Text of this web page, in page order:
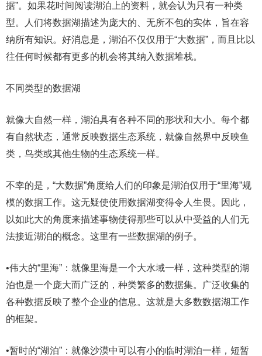
据”。如果花时间阅读湖泊上的资料，就会认为只有一种类
型。人们将数据湖描述为庞大的、无所不包的实体，旨在容
纳所有知识。好消息是，湖泊不仅仅用于“大数据”，而且比以
往任何时候都有更多的机会将其纳入数据堆栈。
不同类型的数据湖
就像大自然一样，湖泊具有各种不同的形状和大小。每个都
有自然状态，通常反映数据生态系统，就像自然界中反映鱼
类，鸟类或其他生物的生态系统一样。
不幸的是，“大数据”角度给人们的印象是湖泊仅用于“里海”规
模的数据工作。这无疑使使用数据湖变得令人生畏。因此，
以如此大的角度来描述事物使得那些可以从中受益的人们无
法接近湖泊的概念。这里有一些数据湖的例子。
•伟大的“里海”：就像里海是一个大水域一样，这种类型的湖
泊也是一个庞大而广泛的，种类繁多的数据集。广泛收集的
各种数据反映了整个企业的信息。这就是大多数数据湖工作
的框架。
•暂时的“湖泊”：就像沙漠中可以有小的临时湖泊一样，短暂